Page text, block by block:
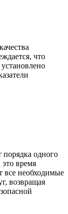
что
порядка одного
время
все необходимые
возвращая